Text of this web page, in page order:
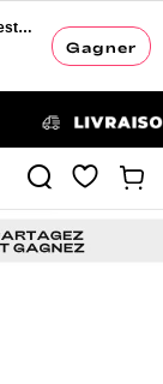
Gagner
ROMWE - Votre e-centre commercial esthétique